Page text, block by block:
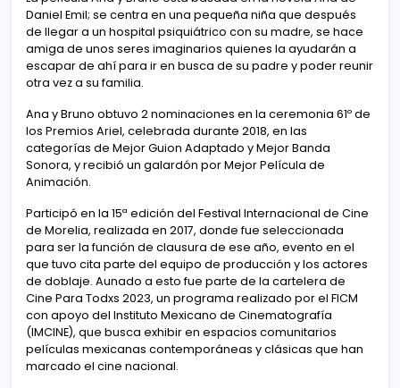
Daniel Emil; se centra en una pequeña niña que después
de llegar a un hospital psiquiátrico con su madre, se hace
amiga de unos seres imaginarios quienes la ayudarán a
escapar de ahí para ir en busca de su padre y poder reunir
otra vez a su familia.
Ana y Bruno obtuvo 2 nominaciones en la ceremonia 61º de
los Premios Ariel, celebrada durante 2018, en las
categorías de Mejor Guion Adaptado y Mejor Banda
Sonora, y recibió un galardón por Mejor Película de
Animación.
Participó en la 15ª edición del Festival Internacional de Cine
de Morelia, realizada en 2017, donde fue seleccionada
para ser la función de clausura de ese año, evento en el
que tuvo cita parte del equipo de producción y los actores
de doblaje. Aunado a esto fue parte de la cartelera de
Cine Para Todxs 2023, un programa realizado por el FICM
con apoyo del Instituto Mexicano de Cinematografía
(IMCINE), que busca exhibir en espacios comunitarios
películas mexicanas contemporáneas y clásicas que han
marcado el cine nacional.